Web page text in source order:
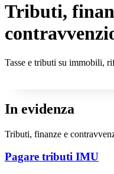
Tributi,
Tasse e tributi su immobili,
In evidenza
Tributi, finanze e
Pagare tributi IMU